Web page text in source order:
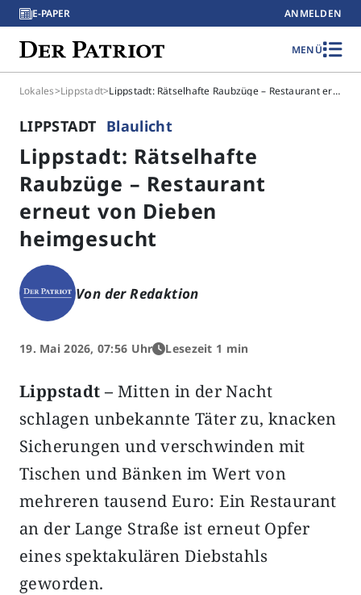
E-PAPER ANMELDEN
MENÜ
Lokales>Lippstadt> Lippstadt: Rätselhafte Raubzüge – Restaurant erneut von Dieben heimgesucht
LIPPSTADT Blaulicht
Lippstadt: Rätselhafte
Raubzüge – Restaurant
erneut von Dieben
heimgesucht
Von der Redaktion
19. Mai 2026, 07:56 Uhr Lesezeit 1 min
Lippstadt – Mitten in der Nacht
schlagen unbekannte Täter zu, knacken
Sicherungen und verschwinden mit
Tischen und Bänken im Wert von
mehreren tausend Euro: Ein Restaurant
an der Lange Straße ist erneut Opfer
eines spektakulären Diebstahls
geworden.